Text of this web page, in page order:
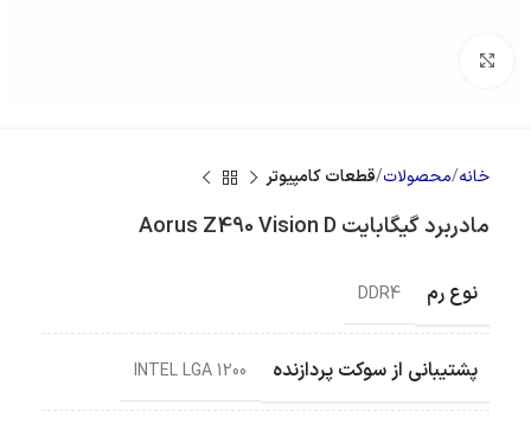
خانه محصولات قطعات کامپیوتر
مادربرد گیگابایت Aorus Z490 Vision D
نوع رم DDR4
پشتیبانی از سوکت پردازنده INTEL LGA 1200